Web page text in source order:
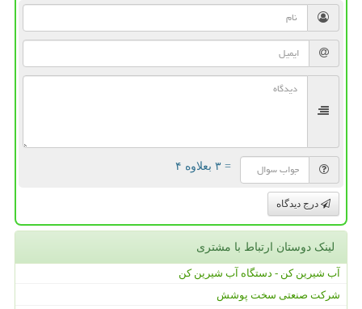
= ۳ بعلاوه ۴
درج دیدگاه
لینک دوستان ارتباط با مشتری
آب شیرین کن - دستگاه آب شیرین کن
شرکت صنعتی سخت پوشش